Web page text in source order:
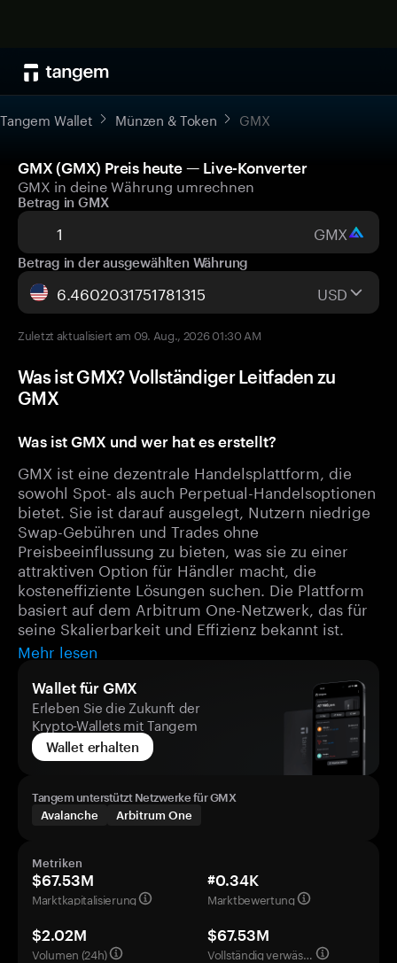
Tangem Wallet Münzen & Token GMX
GMX (GMX) Preis heute — Live-Konverter
GMX in deine Währung umrechnen
Betrag in GMX
GMX
Betrag in der ausgewählten Währung
USD
Zuletzt aktualisiert am 09. Aug., 2026 01:30 AM
Was ist GMX? Vollständiger Leitfaden zu
GMX
Was ist GMX und wer hat es erstellt?
GMX ist eine dezentrale Handelsplattform, die
sowohl Spot- als auch Perpetual-Handelsoptionen
bietet. Sie ist darauf ausgelegt, Nutzern niedrige
Swap-Gebühren und Trades ohne
Preisbeeinflussung zu bieten, was sie zu einer
attraktiven Option für Händler macht, die
kosteneffiziente Lösungen suchen. Die Plattform
basiert auf dem Arbitrum One-Netzwerk, das für
seine Skalierbarkeit und Effizienz bekannt ist.
Mehr lesen
Wallet für GMX
Erleben Sie die Zukunft der
Krypto-Wallets mit Tangem
Wallet erhalten
Tangem unterstützt Netzwerke für GMX
Avalanche
Arbitrum One
Metriken
$67.53M
Marktkapitalisierung
#0.34K
Marktbewertung
$2.02M
Volumen (24h)
$67.53M
Vollständig verwässerte Bewertung